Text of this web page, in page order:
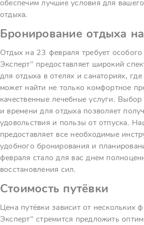
обеспечим лучшие условия для
отдыха.
Бронирование отдыха
Отдых на 23 февраля требует
Эксперт" предоставляет широкий
для отдыха в отелях и санаториях,
может найти не только комфортное
качественные лечебные услуги.
и времени для отдыха позволяет
удовольствия и пользы от отпуска.
предоставляет все необходимые
удобного бронирования и
февраля стало для вас днем
восстановления сил.
Стоимость путёвки
Цена путёвки зависит от нескольких
Эксперт" стремится предложить